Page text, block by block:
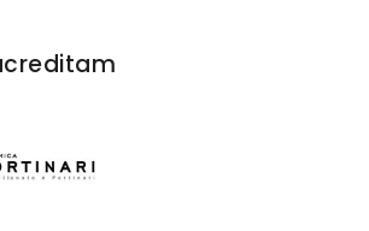
com a qualidade de seus
pontos que destaco é a rapidez, e a